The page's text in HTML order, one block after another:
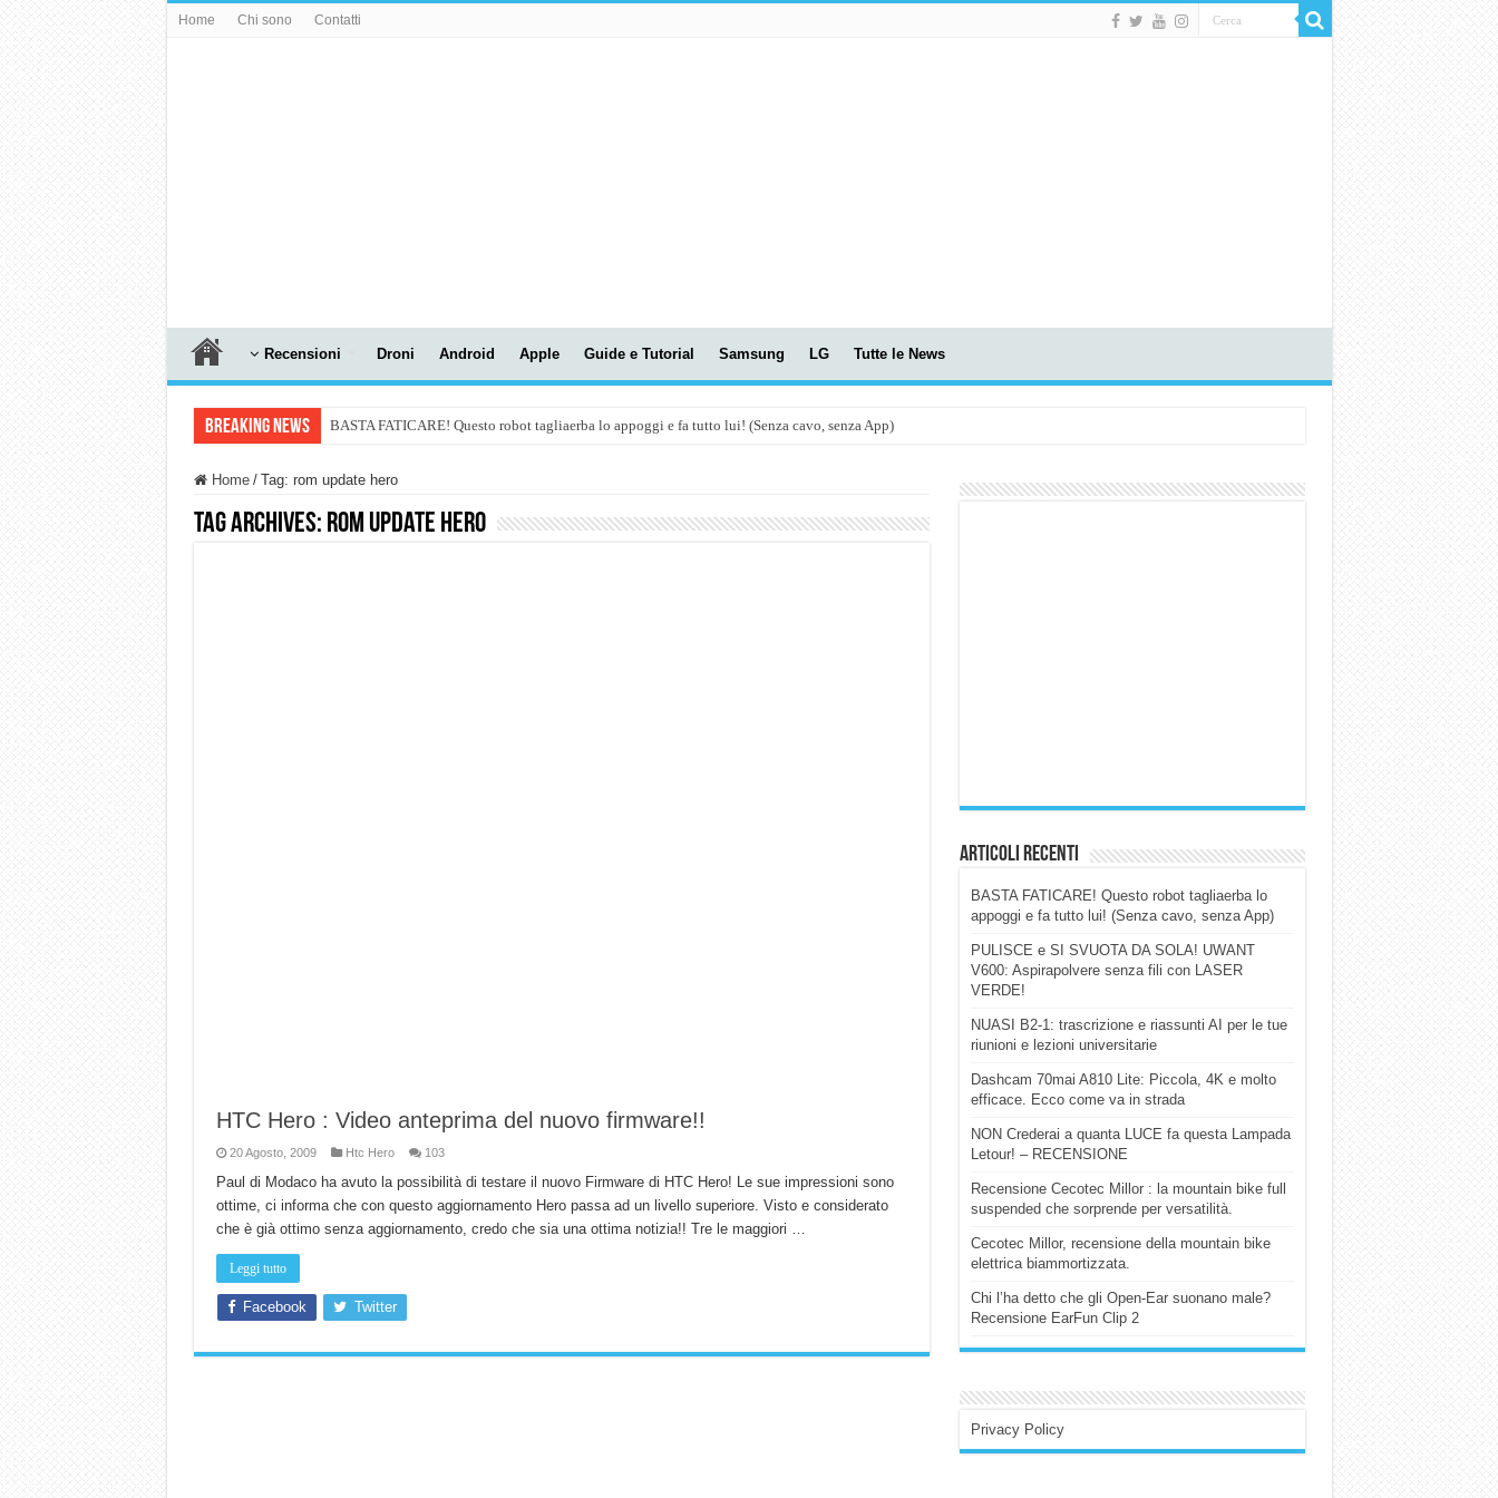
Home Chi sono Contatti
Recensioni Droni Android Apple Guide e Tutorial Samsung LG Tutte le News
Breaking News BASTA FATICARE! Questo robot tagliaerba lo appoggi e fa tutto lui! (Senza cavo, senza App)
Dashcam 70mai A810 Lite: Piccola, 4K e molto efficace. Ecco come va in strada
Home / Tag: rom update hero
Tag Archives: rom update hero
HTC Hero : Video anteprima del nuovo firmware!!
20 Agosto, 2009 Htc Hero 103
Paul di Modaco ha avuto la possibilità di testare il nuovo Firmware di HTC Hero! Le sue impressioni sono
ottime, ci informa che con questo aggiornamento Hero passa ad un livello superiore. Visto e considerato
che è già ottimo senza aggiornamento, credo che sia una ottima notizia!! Tre le maggiori …
Leggi tutto
Facebook Twitter
Articoli Recenti
BASTA FATICARE! Questo robot tagliaerba lo
appoggi e fa tutto lui! (Senza cavo, senza App)
PULISCE e SI SVUOTA DA SOLA! UWANT
V600: Aspirapolvere senza fili con LASER
VERDE!
NUASI B2-1: trascrizione e riassunti AI per le tue
riunioni e lezioni universitarie
Dashcam 70mai A810 Lite: Piccola, 4K e molto
efficace. Ecco come va in strada
NON Crederai a quanta LUCE fa questa Lampada
Letour! – RECENSIONE
Recensione Cecotec Millor : la mountain bike full
suspended che sorprende per versatilità.
Cecotec Millor, recensione della mountain bike
elettrica biammortizzata.
Chi l’ha detto che gli Open-Ear suonano male?
Recensione EarFun Clip 2
Privacy Policy